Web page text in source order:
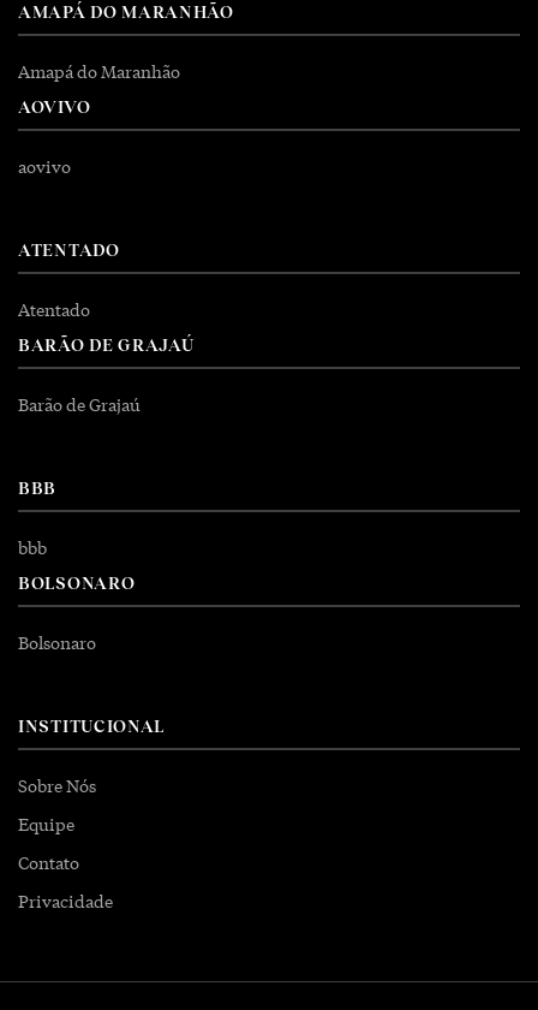
AMAPÁ DO MARANHÃO
Amapá do Maranhão
AOVIVO
aovivo
ATENTADO
Atentado
BARÃO DE GRAJAÚ
Barão de Grajaú
BBB
bbb
BOLSONARO
Bolsonaro
INSTITUCIONAL
Sobre Nós
Equipe
Contato
Privacidade